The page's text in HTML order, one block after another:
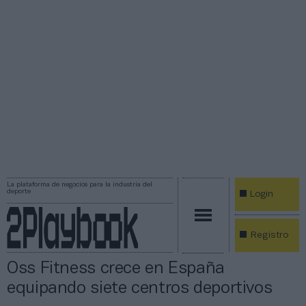
La plataforma de negocios para la industria del
deporte
Login
Registro
Oss Fitness crece en España
equipando siete centros deportivos